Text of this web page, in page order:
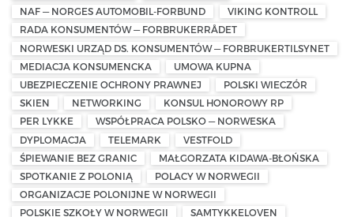
NAF — NORGES AUTOMOBIL-FORBUND
VIKING KONTROLL
RADA KONSUMENTÓW — FORBRUKERRÅDET
NORWESKI URZĄD DS. KONSUMENTÓW — FORBRUKERTILSYNET
MEDIACJA KONSUMENCKA
UMOWA KUPNA
UBEZPIECZENIE OCHRONY PRAWNEJ
POLSKI WIECZÓR
SKIEN
NETWORKING
KONSUL HONOROWY RP
PER LYKKE
WSPÓŁPRACA POLSKO — NORWESKA
DYPLOMACJA
TELEMARK
VESTFOLD
ŚPIEWANIE BEZ GRANIC
MAŁGORZATA KIDAWA-BŁOŃSKA
SPOTKANIE Z POLONIĄ
POLACY W NORWEGII
ORGANIZACJE POLONIJNE W NORWEGII
POLSKIE SZKOŁY W NORWEGII
SAMTYKKELOVEN